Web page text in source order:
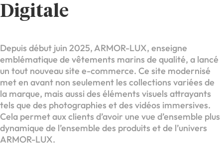
Digitale
Depuis début juin 2025, ARMOR-LUX, enseigne
emblématique de vêtements marins de qualité, a lancé
un tout nouveau site e-commerce. Ce site modernisé
met en avant non seulement les collections variées de
la marque, mais aussi des éléments visuels attrayants
tels que des photographies et des vidéos immersives.
Cela permet aux clients d’avoir une vue d’ensemble plus
dynamique de l’ensemble des produits et de l’univers
ARMOR-LUX.